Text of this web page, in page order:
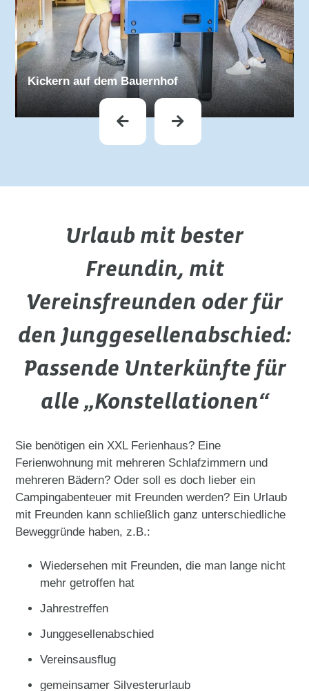
Kickern auf dem Bauernhof
Urlaub mit bester
Freundin, mit
Vereinsfreunden oder für
den Junggesellenabschied:
Passende Unterkünfte für
alle „Konstellationen“
Sie benötigen ein XXL Ferienhaus? Eine
Ferienwohnung mit mehreren Schlafzimmern und
mehreren Bädern? Oder soll es doch lieber ein
Campingabenteuer mit Freunden werden? Ein Urlaub
mit Freunden kann schließlich ganz unterschiedliche
Beweggründe haben, z.B.:
Wiedersehen mit Freunden, die man lange nicht
mehr getroffen hat
Jahrestreffen
Junggesellenabschied
Vereinsausflug
gemeinsamer Silvesterurlaub